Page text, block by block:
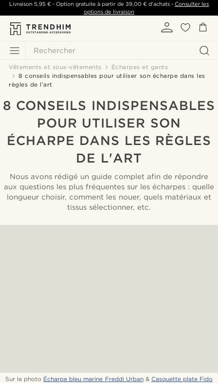
Rechercher
Livraison 5,95 €- Option gratuite à partir de 39,00 €d'achats -Consulter les
options de livraison
Vêtements et sous-vêtements
Écharpes et gants
8 conseils indispensables pour utiliser son écharpe dans les
règles de l'art
8 CONSEILS INDISPENSABLES
POUR UTILISER SON
ÉCHARPE DANS LES RÈGLES
DE L'ART
Nous avons rédigé un guide complet afin de répondre
aux questions les plus fréquentes sur les écharpes : quelle
longueur choisir, comment les nouer, quels matériaux et
tissus sélectionner, etc.
Sur la photo Écharpe bleu marine Freddi Urban& Casquette plate Fido